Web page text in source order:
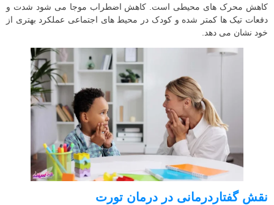
کاهش محرک های محیطی است. کاهش اضطراب موجا می شود شدت و
دفعات تیک ها کمتر شده و کودک در محیط های اجتماعی عملکرد بهتری از
خود نشان می دهد.
نقش گفتاردرمانی در درمان تورت